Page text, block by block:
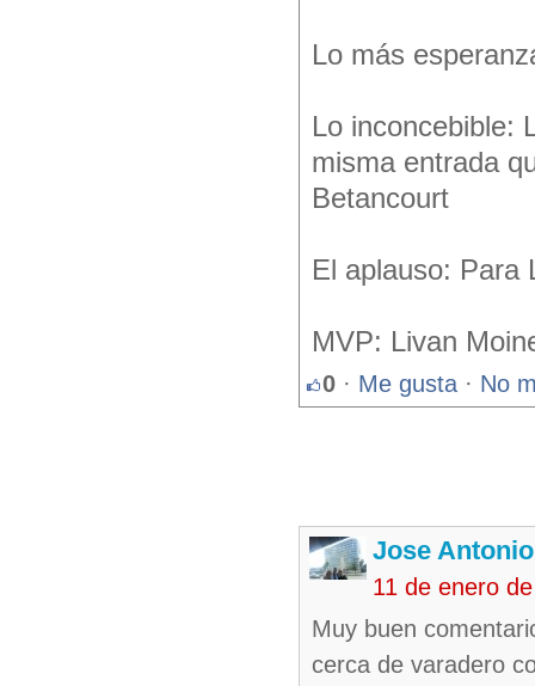
Lo más
Lo inconcebible:
misma entrada
Betancourt
El aplauso: Para
MVP: Livan
0 · Me gusta · No
Jose
11 de enero
Muy buen
cerca de varadero